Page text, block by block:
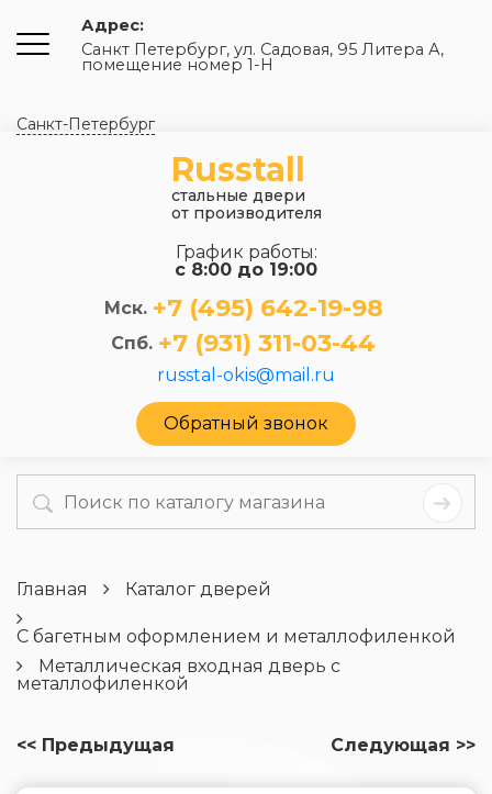
Адрес:
Санкт Петербург, ул. Садовая, 95 Литера А,
помещение номер 1-Н
Санкт-Петербург
Russtall
стальные двери
от производителя
График работы:
с 8:00 до 19:00
Мск. +7 (495) 642-19-98
Спб. +7 (931) 311-03-44
russtal-okis@mail.ru
Обратный звонок
Главная Каталог дверей
С багетным оформлением и металлофиленкой
Металлическая входная дверь с
металлофиленкой
<< Предыдущая Следующая >>